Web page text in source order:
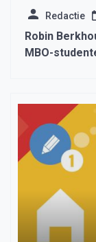
Redactie
Robin
MBO-